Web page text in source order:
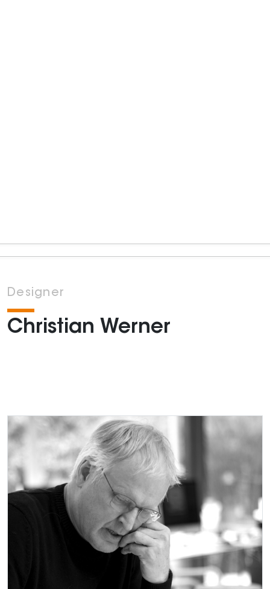
Designer
Christian Werner